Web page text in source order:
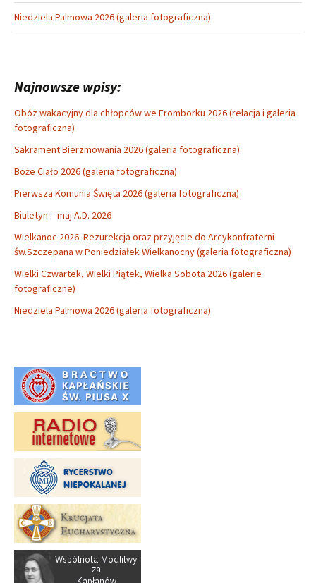
Niedziela Palmowa 2026 (galeria fotograficzna)
Najnowsze wpisy:
Obóz wakacyjny dla chłopców we Fromborku 2026 (relacja i galeria
fotograficzna)
Sakrament Bierzmowania 2026 (galeria fotograficzna)
Boże Ciało 2026 (galeria fotograficzna)
Pierwsza Komunia Święta 2026 (galeria fotograficzna)
Biuletyn – maj A.D. 2026
Wielkanoc 2026: Rezurekcja oraz przyjęcie do Arcykonfraterni
św.Szczepana w Poniedziałek Wielkanocny (galeria fotograficzna)
Wielki Czwartek, Wielki Piątek, Wielka Sobota 2026 (galerie
fotograficzne)
Niedziela Palmowa 2026 (galeria fotograficzna)